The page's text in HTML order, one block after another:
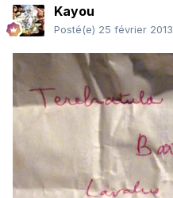
Kayou
Posté(e) 25 février 2013